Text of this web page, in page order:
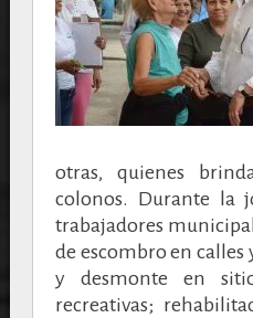
otras, quienes
colonos. Durante la
trabajadores
de escombro en calles
y desmonte en
recreativas;